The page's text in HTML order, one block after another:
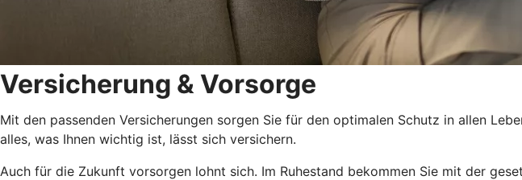
Versicherung & Vorsorge
Mit den passenden Versicherungen sorgen Sie für den optimalen Schutz in allen
alles, was Ihnen wichtig ist, lässt sich versichern.
Auch für die Zukunft vorsorgen lohnt sich. Im Ruhestand bekommen Sie mit der